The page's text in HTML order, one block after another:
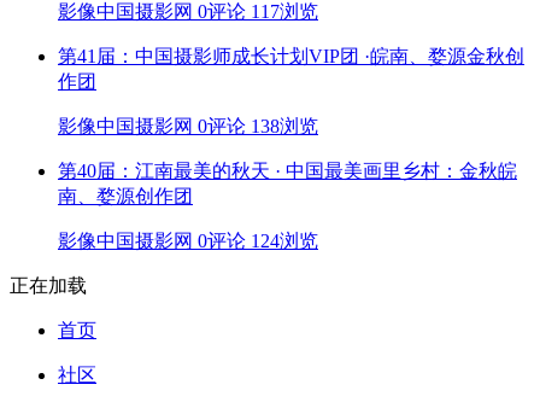
影像中国摄影网 0评论 117浏览
第41届：中国摄影师成长计划VIP团 ·皖南、婺源金秋创
作团
影像中国摄影网 0评论 138浏览
第40届：江南最美的秋天 · 中国最美画里乡村：金秋皖
南、婺源创作团
影像中国摄影网 0评论 124浏览
正在加载
首页
社区